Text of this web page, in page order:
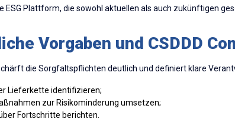
ESG Plattform, die sowohl aktuellen als auch zukünftigen
Vorgaben und CSDDD
die Sorgfaltspflichten deutlich und definiert klare
Lieferkette identifizieren;
zur Risikominderung umsetzen;
Fortschritte berichten.